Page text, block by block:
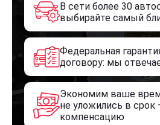
В сети более 30
выбирайте самый
Федеральная
договору: мы
Экономим ваше
не уложились в
компенсацию